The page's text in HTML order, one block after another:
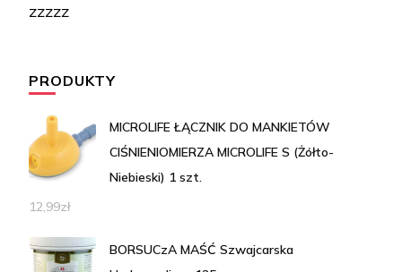
zzzzz
PRODUKTY
MICROLIFE ŁĄCZNIK DO MANKIETÓW
CIŚNIENIOMIERZA MICROLIFE S (Żółto-
Niebieski) 1 szt.
12,99zł
BORSUCzA MAŚĆ Szwajcarska